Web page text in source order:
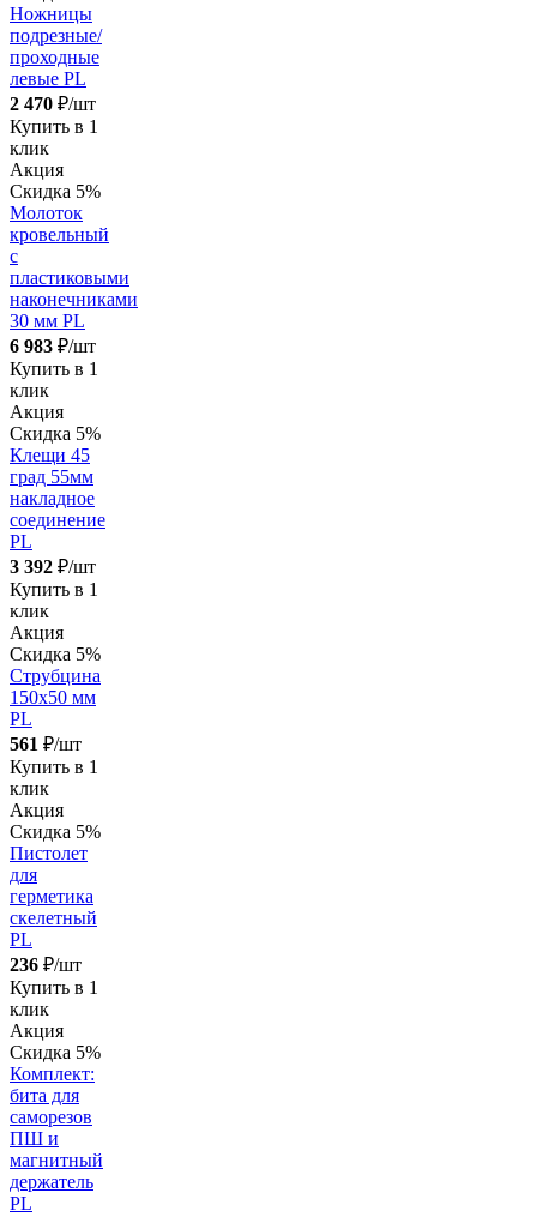
Ножницы
подрезные/
проходные
левые PL
2 470 ₽/шт
Купить в 1
клик
Акция
Скидка 5%
Молоток
кровельный
с
пластиковыми
наконечниками
30 мм PL
6 983 ₽/шт
Купить в 1
клик
Акция
Скидка 5%
Клещи 45
град 55мм
накладное
соединение
PL
3 392 ₽/шт
Купить в 1
клик
Акция
Скидка 5%
Струбцина
150х50 мм
PL
561 ₽/шт
Купить в 1
клик
Акция
Скидка 5%
Пистолет
для
герметика
скелетный
PL
236 ₽/шт
Купить в 1
клик
Акция
Скидка 5%
Комплект:
бита для
саморезов
ПШ и
магнитный
держатель
PL